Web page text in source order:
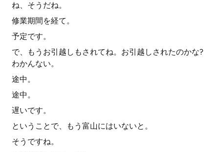
ね、そうだね。
修業期間を経て。
予定です。
で、もうお引越しもされてね。お引越しされたのかな?
わかんない。
途中。
途中。
遅いです。
ということで、もう富山にはいないと。
そうですね。